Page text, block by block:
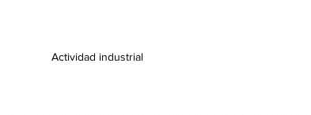
Actividad industrial